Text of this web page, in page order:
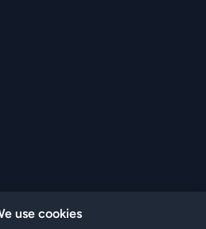
use cookies